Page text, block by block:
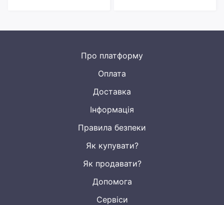
Про платформу
Оплата
Доставка
Інформація
Правила безпеки
Як купувати?
Як продавати?
Допомога
Сервіси